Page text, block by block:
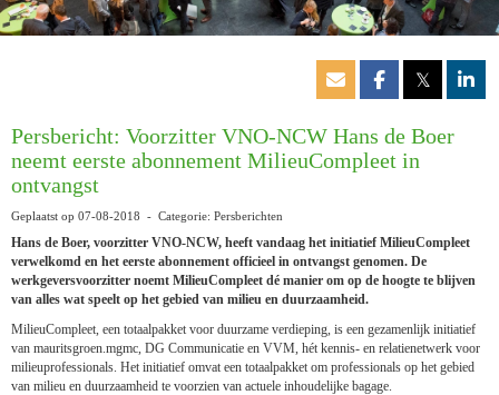
𝕏
Persbericht: Voorzitter VNO-NCW Hans de Boer
neemt eerste abonnement MilieuCompleet in
ontvangst
Geplaatst op 07-08-2018 - Categorie: Persberichten
Hans de Boer, voorzitter VNO-NCW, heeft vandaag het initiatief MilieuCompleet
verwelkomd en het eerste abonnement officieel in ontvangst genomen. De
werkgeversvoorzitter noemt MilieuCompleet dé manier om op de hoogte te blijven
van alles wat speelt op het gebied van milieu en duurzaamheid.
MilieuCompleet, een totaalpakket voor duurzame verdieping, is een gezamenlijk initiatief
van mauritsgroen.mgmc, DG Communicatie en VVM, hét kennis- en relatienetwerk voor
milieuprofessionals. Het initiatief omvat een totaalpakket om professionals op het gebied
van milieu en duurzaamheid te voorzien van actuele inhoudelijke bagage.